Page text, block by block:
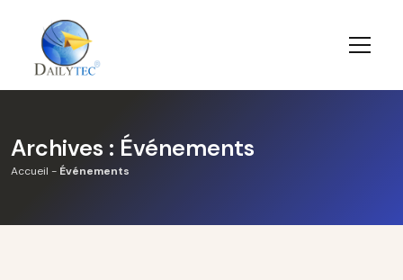
Archives : Événements
Accueil - Événements